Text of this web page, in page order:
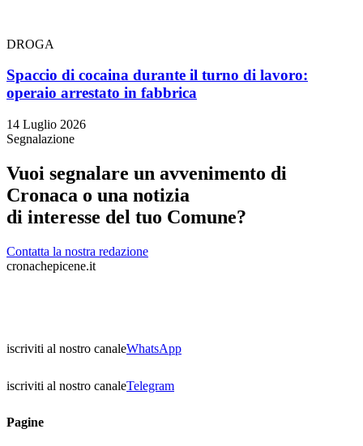
DROGA
Spaccio di cocaina durante il turno di lavoro:
operaio arrestato in fabbrica
14 Luglio 2026
Segnalazione
Vuoi segnalare un avvenimento di
Cronaca o una notizia
di interesse del tuo Comune?
Contatta la nostra redazione
cronachepicene.it
iscriviti al nostro canaleWhatsApp
iscriviti al nostro canaleTelegram
Pagine